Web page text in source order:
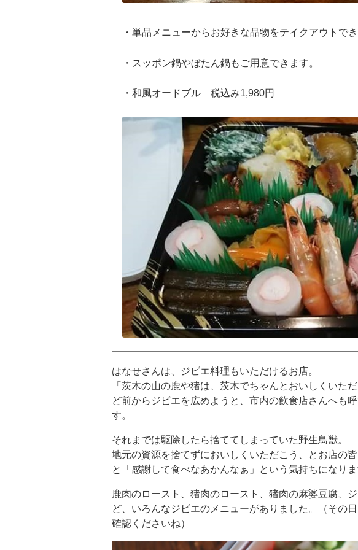
・単品メニューからお好きな品物をテイクアウトでき
・スッポン鍋やぼたん鍋もご用意できます。
・和風オードブル 税込み1,980円
はなせさんは、ジビエ料理もいただけるお店。
「茨木の山の鹿や猪は、茨木でちゃんとおいしくいた
ど前からジビエを広めようと、市内の飲食店さんへも
す。
それまでは駆除したら捨ててしまっていた野生鳥獣。
地元の資源を捨てずにおいしくいただこう、とお店の
と「感謝して食べなあかんなぁ」という気持ちになりま
鹿肉のロースト、猪肉のロースト、猪肉の麻婆豆腐、
ど、いろんなジビエのメニューがありました。（その
確認くださいね）